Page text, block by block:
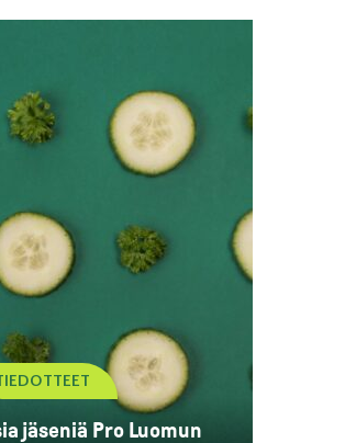
jäseniä Pro Luomun